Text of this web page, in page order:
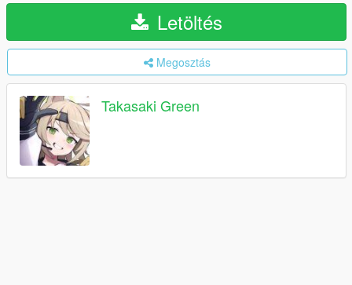
Letöltés
Megosztás
Takasaki Green